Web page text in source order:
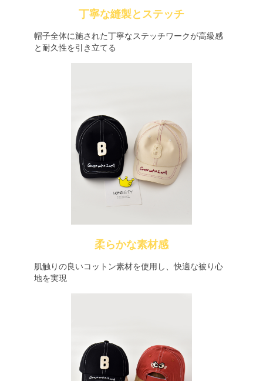
丁寧な縫製とステッチ
帽子全体に施された丁寧なステッチワークが高級感
と耐久性を引き立てる
柔らかな素材感
肌触りの良いコットン素材を使用し、快適な被り心
地を実現